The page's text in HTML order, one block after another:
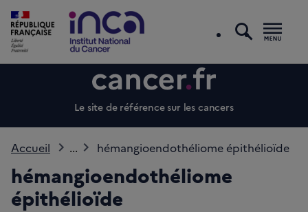
Le site de référence sur les cancers
Accueil ... hémangioendothéliome épithélioïde
hémangioendothéliome
épithélioïde